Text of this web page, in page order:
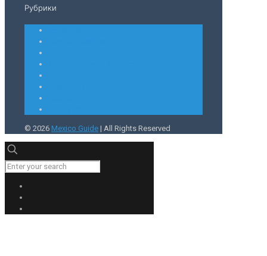
Рубрики
© 2026 Mexico Guide | All Rights Reserved